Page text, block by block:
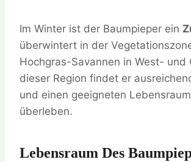
Im Winter ist der Baumpieper ein
überwintert in der
Hochgras-Savannen in West- und
dieser Region findet er
und einen geeigneten
überleben.
Lebensraum Des